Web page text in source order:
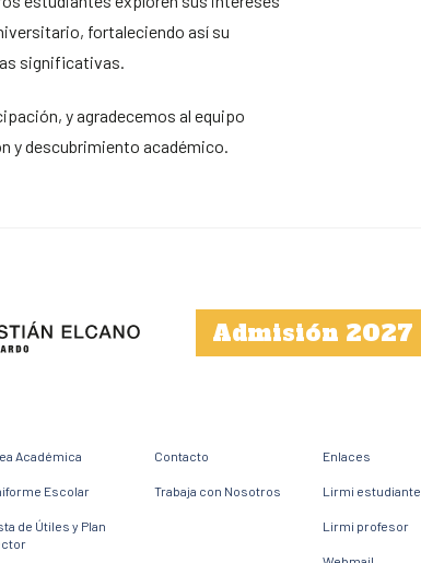
fortaleciendo así su
significativas.
y agradecemos al equipo
y descubrimiento académico.
Admisión 2027
Académica
Escolar
de Útiles y Plan
Contacto
Trabaja con Nosotros
Enlaces
Lirmi estudiante
Lirmi profesor